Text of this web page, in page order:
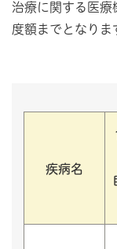
治療に関する医療
度額までとなりま
疾病名